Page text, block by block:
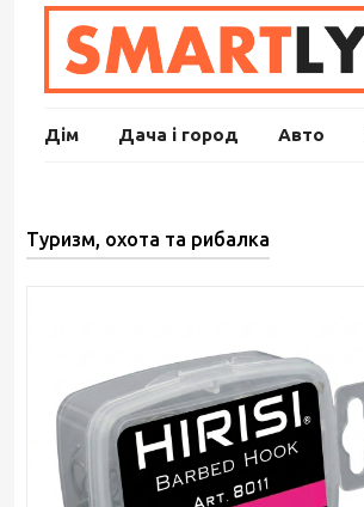
Дім Дача і город Авто
Туризм, охота та рибалка